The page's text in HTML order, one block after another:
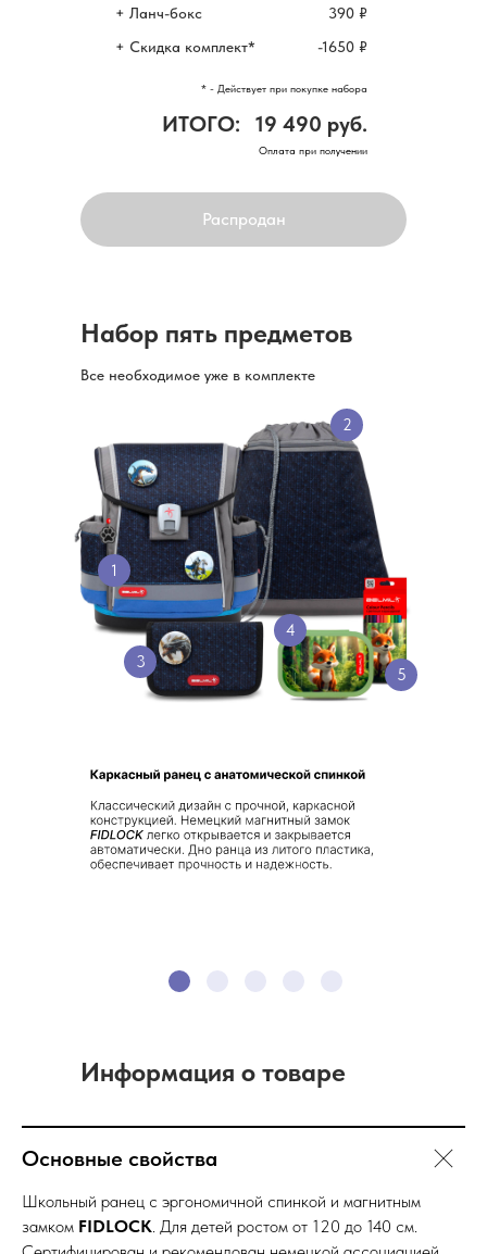
Распродан
+ Ланч-бокс
390 ₽
+ Скидка комплект*
-1650 ₽
ИТОГО: 19 490 руб.
* - Действует при покупке набора
Оплата при получении
Набор пять предметов
Все необходимое уже в комплекте
2
1
3
4
5
Информация о товаре
Основные свойства
Школьный ранец с эргономичной спинкой и магнитным
замком FIDLOCK. Для детей ростом от 120 до 140 см.